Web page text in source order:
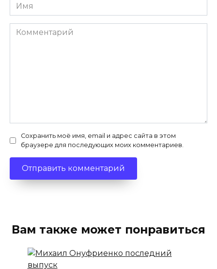
Имя
*
Комментарий
Сохранить моё имя, email и адрес сайта в этом
браузере для последующих моих комментариев.
Вам также может понравиться